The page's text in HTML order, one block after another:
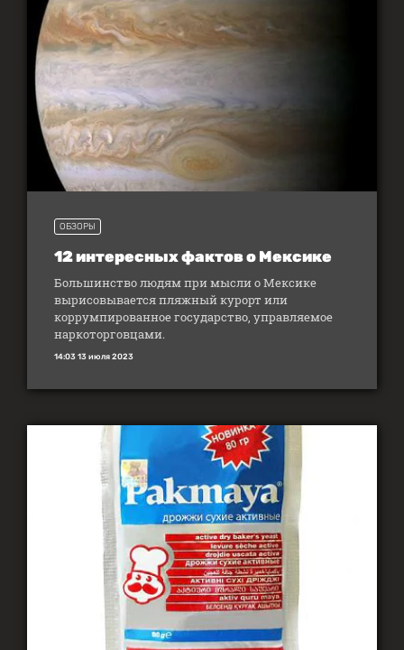
ОБЗОРЫ
12 интересных фактов о Мексике
Большинство людям при мысли о Мексике
вырисовывается пляжный курорт или
коррумпированное государство, управляемое
наркоторговцами.
14:03 13 июля 2023